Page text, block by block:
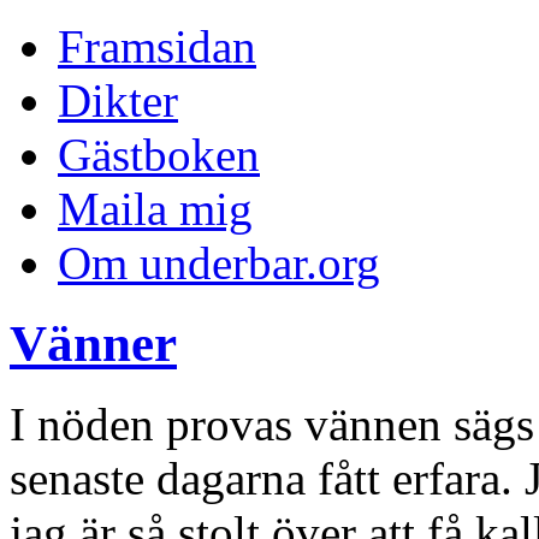
Framsidan
Dikter
Gästboken
Maila mig
Om underbar.org
Vänner
I nöden provas vännen
senaste dagarna fått